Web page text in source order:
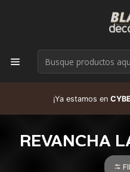
¡Ya estamos en
REVANCHA